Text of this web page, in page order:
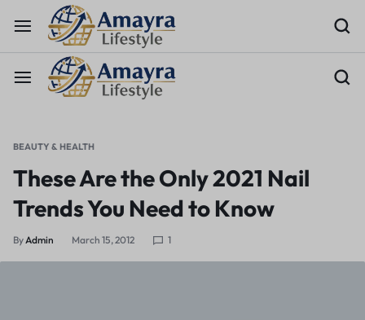
BEAUTY & HEALTH
These Are the Only 2021 Nail
Trends You Need to Know
ByAdmin March 15, 2012 1